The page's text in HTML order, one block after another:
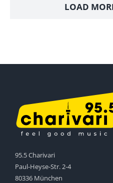
LOAD
95.5 Charivari
Paul-Heyse-Str. 2-4
80336 München